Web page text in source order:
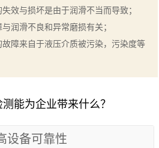
失效与损坏是由于润滑不当而导致；
润滑不良和异常磨损有关；
故障来自于液压介质被污染，污染度等
能为企业带来什么？
设备可靠性